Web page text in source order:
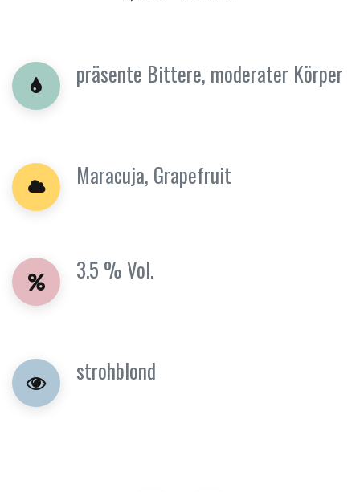
präsente Bittere, moderater Körper
Maracuja, Grapefruit
3.5 % Vol.
strohblond